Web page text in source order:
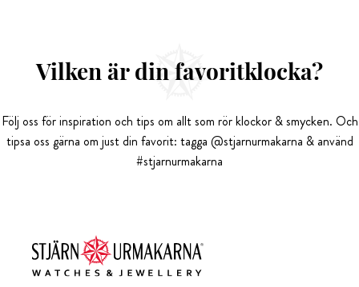
Vilken är din favoritklocka?
Följ oss för inspiration och tips om allt som rör klockor & smycken. Och
tipsa oss gärna om just din favorit: tagga @stjarnurmakarna & använd
#stjarnurmakarna